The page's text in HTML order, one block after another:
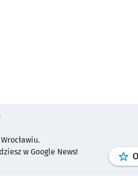
w Google News!